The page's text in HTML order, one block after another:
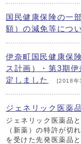
国民健康保険の一
額）の減免等につ
伊奈町国民健康保
ス計画）・第3期
定しました
[2018年
ジェネリック医薬品
ジェネリック医薬品
（新薬）の特許が切
を受けた先発医薬品